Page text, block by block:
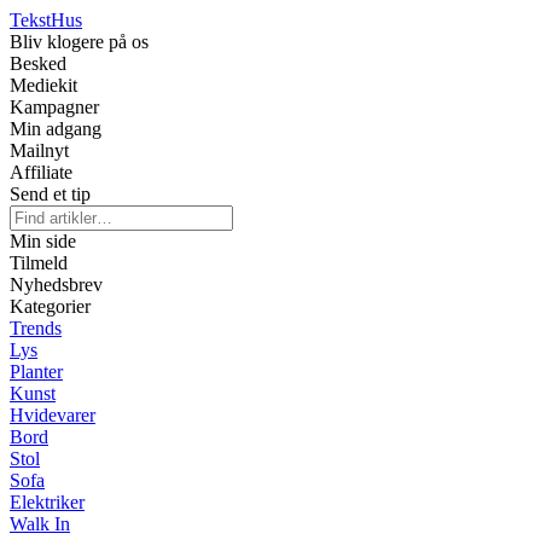
TekstHus
Bliv klogere på os
Besked
Mediekit
Kampagner
Min adgang
Mailnyt
Affiliate
Send et tip
Min side
Tilmeld
Nyhedsbrev
Kategorier
Trends
Lys
Planter
Kunst
Hvidevarer
Bord
Stol
Sofa
Elektriker
Walk In